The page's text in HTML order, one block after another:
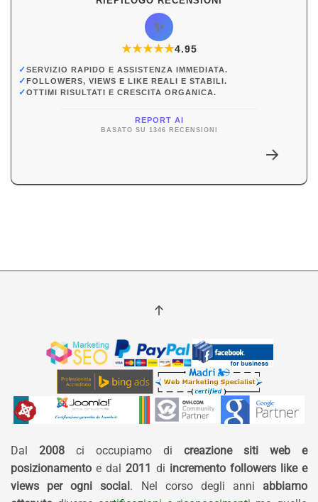
✨
★★★★★
★4.95
✓SERVIZIO RAPIDO E ASSISTENZA IMMEDIATA.
✓FOLLOWERS, VIEWS E LIKE REALI E STABILI.
✓OTTIMI RISULTATI E CRESCITA ORGANICA.
REPORT AI
BASATO SU 1346 RECENSIONI
Dal 2008 ci occupiamo di creazione siti web e
posizionamento e dal 2011 di incremento followers like e
views per ogni social . Nel corso degli anni abbiamo